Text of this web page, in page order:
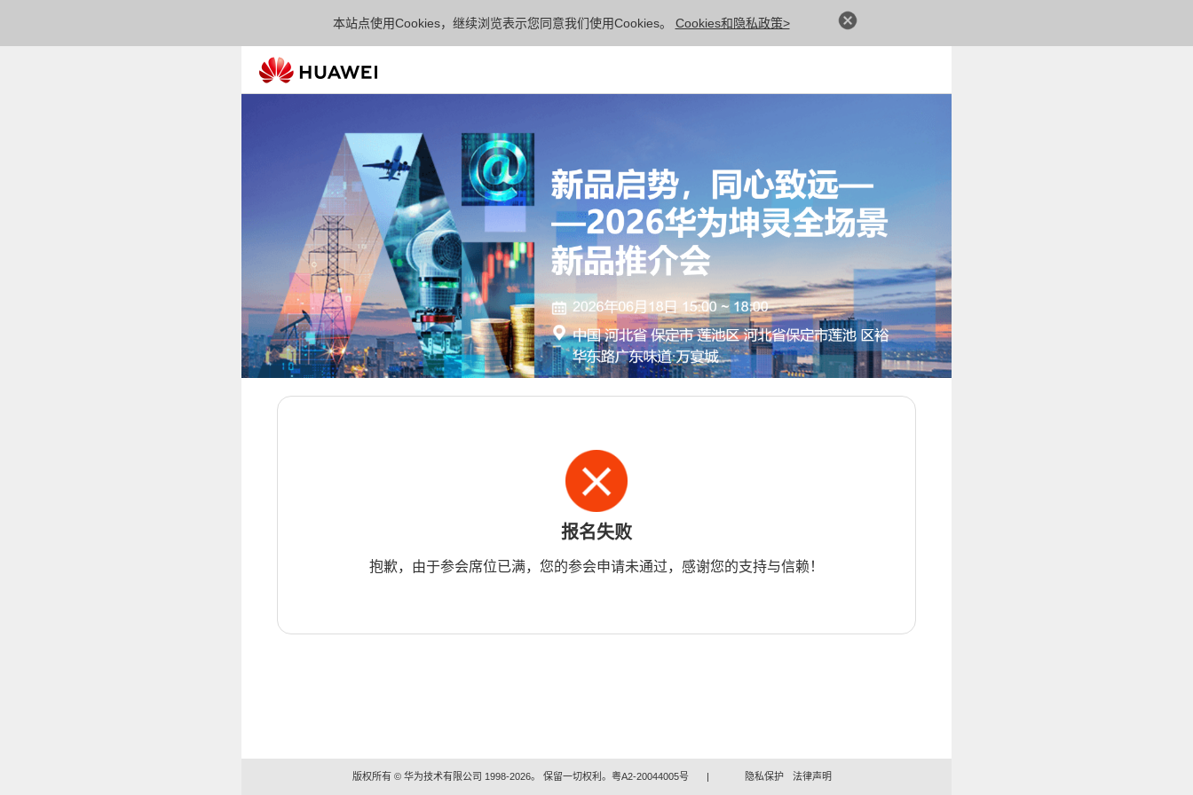
本站点使用Cookies，继续浏览表示您同意我们使用Cookies。 Cookies和隐私政策>
报名失败
抱歉，由于参会席位已满，您的参会申请未通过，感谢您的支持与信赖！
版权所有 © 华为技术有限公司 1998-2026。 保留一切权利。粤A2-20044005号 | 隐私保护 法律声明